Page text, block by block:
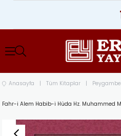
Anasayfa Tüm Kitaplar
Fahr-i Alem Habib-i Hüda Hz. Muhammed